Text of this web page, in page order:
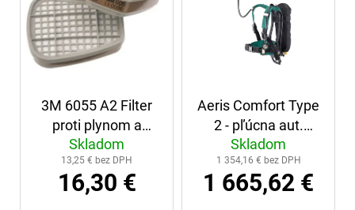
3M 6055 A2 Filter
proti plynom a
výparom
Skladom
13,25 € bez DPH
16,30 €
Aeris Comfort Type
2 - pľúcna aut.
ZENITH, maska
OptiPro a
kompozit.fľaša
Skladom
1 354,16 € bez DPH
1 665,62 €
a
m
KRAVATA
LOGOM
VYŠITÝM